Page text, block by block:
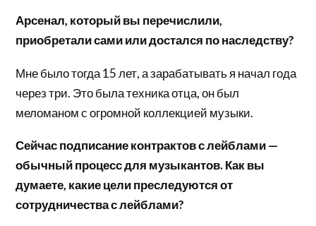
Арсенал, который вы перечислили,
приобретали сами или достался по наследству?
Мне было тогда 15 лет, а зарабатывать я начал года
через три. Это была техника отца, он был
меломаном с огромной коллекцией музыки.
Сейчас подписание контрактов с лейблами —
обычный процесс для музыкантов. Как вы
думаете, какие цели преследуются от
сотрудничества с лейблами?